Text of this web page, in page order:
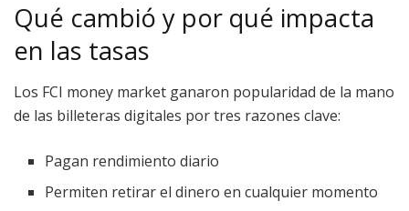
Qué cambió y por qué impacta
en las tasas
Los FCI money market ganaron popularidad de la mano
de las billeteras digitales por tres razones clave:
Pagan rendimiento diario
Permiten retirar el dinero en cualquier momento